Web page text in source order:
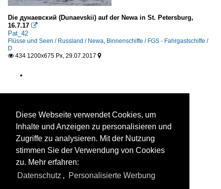
Die дунаевский (Dunaevskii) auf der Newa in St. Petersburg,
16.7.17 
Pat_42
Flüsse und Seen / Russland / Newa, Binnenschiffe / FGS - Fahrgastschiffe /
D
 434 1200x675 Px, 29.07.2017 
Diese Webseite verwendet Cookies, um
Inhalte und Anzeigen zu personalisieren und
Zugriffe zu analysieren. Mit der Nutzung
stimmen Sie der Verwendung von Cookies
zu. Mehr erfahren:
Datenschutz , Personalisierte Werbung